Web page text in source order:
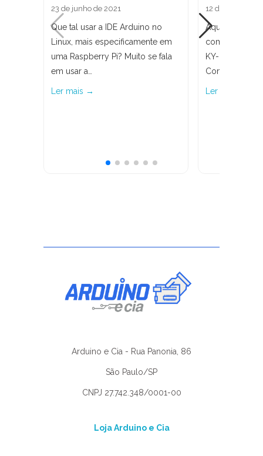
23 de junho de 2021
Que tal usar a IDE Arduino no
Linux, mais especificamente em
uma Raspberry Pi? Muito se fala
em usar a…
Ler mais →
12 de julho de
Aqui no
como utilizar
KY-040 com
Como usar
Ler mais →
Arduino e Cia - Rua Panonia, 86
São Paulo/SP
CNPJ 27.742.348/0001-00
Loja Arduino e Cia